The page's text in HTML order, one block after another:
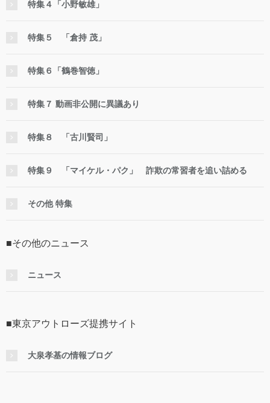
特集４「小野敏雄」
特集５ 「倉持 茂」
特集６「鶴巻智徳」
特集７ 動画非公開に異議あり
特集８ 「古川賢司」
特集９ 「マイケル・パク」 詐欺の常習者を追い詰める
その他 特集
■その他のニュース
ニュース
■東京アウトローズ提携サイト
大泉孝基の情報ブログ